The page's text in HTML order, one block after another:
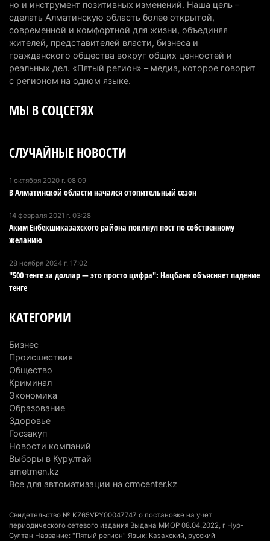
трагедии
5 августа 2026 г. 09:17
В Алматинской области запустят производство
катеров для Formula-1 H2O и откроют академию
пилотов
В Alatau City Authority назначили нового
4 августа 2026 г. 20:22
Партия «Әділет» предложила превратить
университеты в центры технологий и новых
4 августа 2026 г. 15:11
председателя административного суда
4 августа 2026 г. 14:29 141
потушить пожар в Аксайском ущелье
В Алматы приостановили лицензии 350
строительным компаниям
4 августа 2026 г. 12:06
В команде акима Алатау новое назначение: кто
возглавил аппарат города
Выборы в Курултай: Алматинская область вошла
4 августа 2026 г. 09:09 199
но и инструмент позитивных изменений. Наша цель –
сделать Алматинскую область более открытой,
современной и комфортной для жизни, объединяя
жителей, представителей власти, бизнеса и
гражданского общества вокруг общих ценностей и
реальных дел. «Пятый регион» – медиа, которое говорит
с регионом на одном языке.
МЫ В СОЦСЕТЯХ
СЛУЧАЙНЫЕ НОВОСТИ
1 октября 2020 г. 08:09
В Алматинской области начался отопительный сезон
14 февраля 2021 г. 03:28
Аким Енбекшиказахского района покинул пост по собственному
желанию
28 ноября 2024 г. 17:02
"500 тенге за доллар — это просто цифра": Нацбанк объясняет падение
тенге
КАТЕГОРИИ
Бизнес
Происшествия
Общество
Криминал
Экономика
Образование
Здоровье
Госзакуп
Новости компаний
Выборы в Курултай
smetmen.kz
Все для автоматизации на crmcenter.kz
Свидетельство № KZ65VPY00047747 о постановке на учет
периодического сетевого издания Выдана МИОР 08.04.2022, г Нур-
Султан Название: "Пятый регион" Язык: Казахский, русский